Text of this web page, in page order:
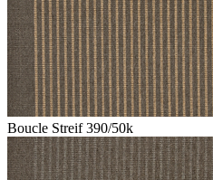
Boucle Streif 390/50k